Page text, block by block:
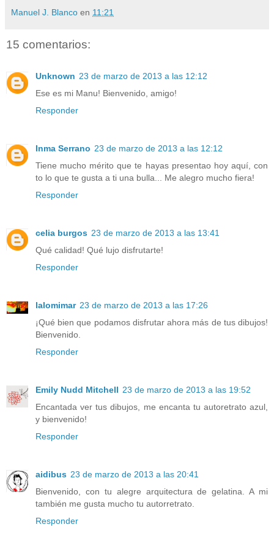
Manuel J. Blanco en 11:21
15 comentarios:
Unknown 23 de marzo de 2013 a las 12:12
Ese es mi Manu! Bienvenido, amigo!
Responder
Inma Serrano 23 de marzo de 2013 a las 12:12
Tiene mucho mérito que te hayas presentao hoy aquí, con
to lo que te gusta a ti una bulla... Me alegro mucho fiera!
Responder
celia burgos 23 de marzo de 2013 a las 13:41
Qué calidad! Qué lujo disfrutarte!
Responder
lalomimar 23 de marzo de 2013 a las 17:26
¡Qué bien que podamos disfrutar ahora más de tus dibujos!
Bienvenido.
Responder
Emily Nudd Mitchell 23 de marzo de 2013 a las 19:52
Encantada ver tus dibujos, me encanta tu autoretrato azul,
y bienvenido!
Responder
aidibus 23 de marzo de 2013 a las 20:41
Bienvenido, con tu alegre arquitectura de gelatina. A mi
también me gusta mucho tu autorretrato.
Responder